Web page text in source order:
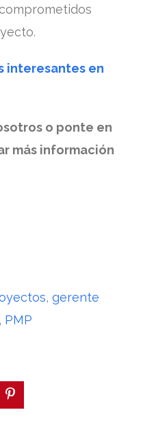
interesantes en
o ponte en
más información
,gerente
, PMP